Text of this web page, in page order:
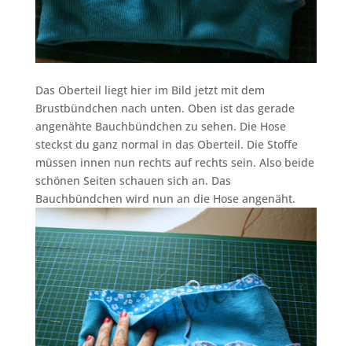
Das Oberteil liegt hier im Bild jetzt mit dem
Brustbündchen nach unten. Oben ist das gerade
angenähte Bauchbündchen zu sehen. Die Hose
steckst du ganz normal in das Oberteil. Die Stoffe
müssen innen nun rechts auf rechts sein. Also beide
schönen Seiten schauen sich an. Das
Bauchbündchen wird nun an die Hose angenäht.